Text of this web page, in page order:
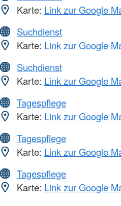
Karte: Link zur Google
Suchdienst
Karte: Link zur Google
Suchdienst
Karte: Link zur Google
Tagespflege
Karte: Link zur Google
Tagespflege
Karte: Link zur Google
Tagespflege
Karte: Link zur Google